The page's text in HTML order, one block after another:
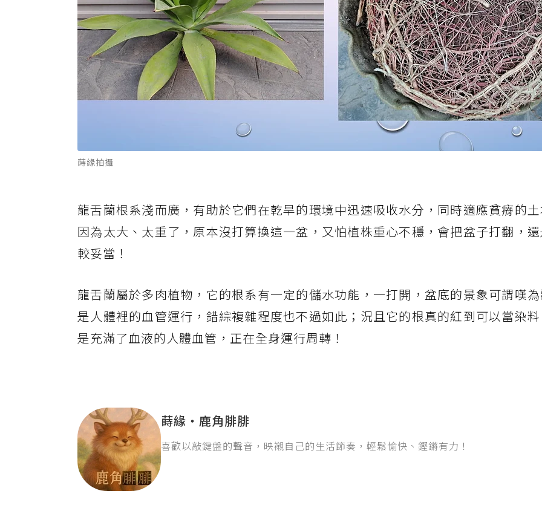
蒔緣拍攝
龍舌蘭根系淺而廣，有助於它們在乾旱的環境中迅速吸收水分，同時適應貧瘠的
因為太大、太重了，原本沒打算換這一盆，又怕植株重心不穩，會把盆子打翻，
較妥當！
龍舌蘭屬於多肉植物，它的根系有一定的儲水功能，一打開，盆底的景象可謂嘆
是人體裡的血管運行，錯綜複雜程度也不過如此；況且它的根真的紅到可以當染
是充滿了血液的人體血管，正在全身運行周轉！
蒔緣‧鹿角腓腓
喜歡以敲鍵盤的聲音，映襯自己的生活節奏，輕鬆愉快、鏗鏘有力！